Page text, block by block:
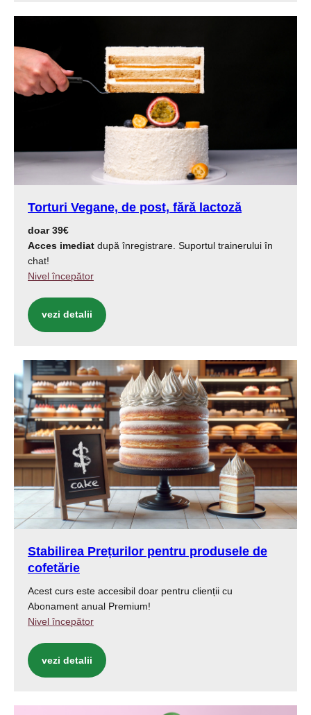
Torturi Vegane, de post, fără lactoză
doar 39€
Acces imediat după înregistrare. Suportul trainerului în
chat!
Nivel începător
vezi detalii
Stabilirea Prețurilor pentru produsele de
cofetărie
Acest curs este accesibil doar pentru clienții cu
Abonament anual Premium!
Nivel începător
vezi detalii